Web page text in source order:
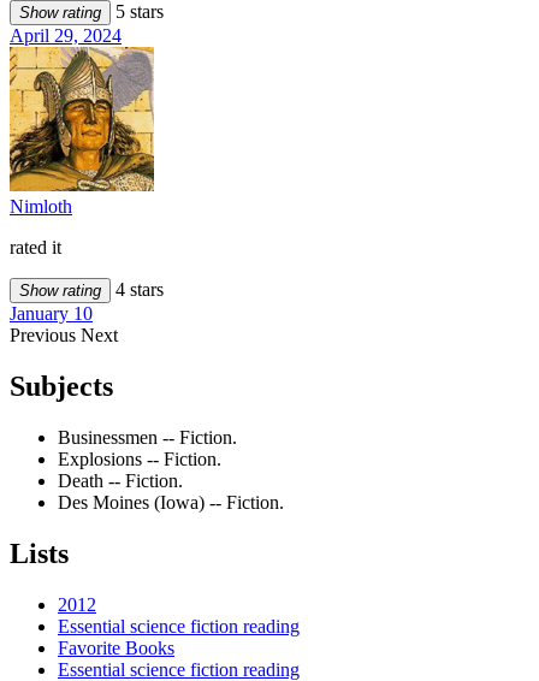
Show rating
5 stars
April 29, 2024
Nimloth
rated it
Show rating
4 stars
January 10
Previous Next
Subjects
Businessmen -- Fiction.
Explosions -- Fiction.
Death -- Fiction.
Des Moines (Iowa) -- Fiction.
Lists
2012
Essential science fiction reading
Favorite Books
Essential science fiction reading